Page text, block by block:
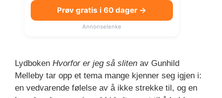
Prøv gratis i 60 dager →
Annonselenke
Lydboken Hvorfor er jeg så sliten av Gunhild
Melleby tar opp et tema mange kjenner seg igjen i:
en vedvarende følelse av å ikke strekke til, og en